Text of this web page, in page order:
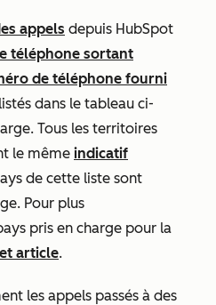
appels depuis HubSpot
téléphone sortant
de téléphone fourni
dans le tableau ci-
Tous les territoires
le même indicatif
de cette liste sont
Pour plus
pris en charge pour la
article.
les appels passés à des